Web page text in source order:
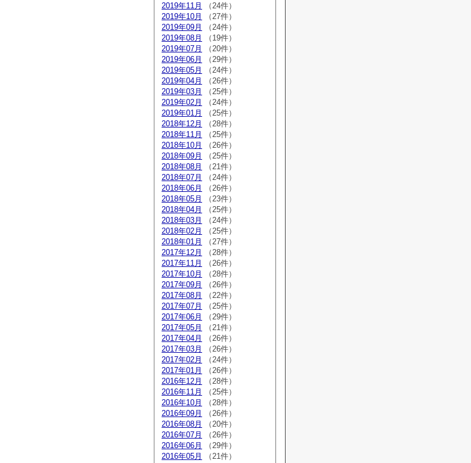
2019年11月
（24件）
2019年10月
（27件）
2019年09月
（24件）
2019年08月
（19件）
2019年07月
（20件）
2019年06月
（29件）
2019年05月
（24件）
2019年04月
（26件）
2019年03月
（25件）
2019年02月
（24件）
2019年01月
（25件）
2018年12月
（28件）
2018年11月
（25件）
2018年10月
（26件）
2018年09月
（25件）
2018年08月
（21件）
2018年07月
（24件）
2018年06月
（26件）
2018年05月
（23件）
2018年04月
（25件）
2018年03月
（24件）
2018年02月
（25件）
2018年01月
（27件）
2017年12月
（28件）
2017年11月
（26件）
2017年10月
（28件）
2017年09月
（26件）
2017年08月
（22件）
2017年07月
（25件）
2017年06月
（29件）
2017年05月
（21件）
2017年04月
（26件）
2017年03月
（26件）
2017年02月
（24件）
2017年01月
（26件）
2016年12月
（28件）
2016年11月
（25件）
2016年10月
（28件）
2016年09月
（26件）
2016年08月
（20件）
2016年07月
（26件）
2016年06月
（29件）
2016年05月
（21件）